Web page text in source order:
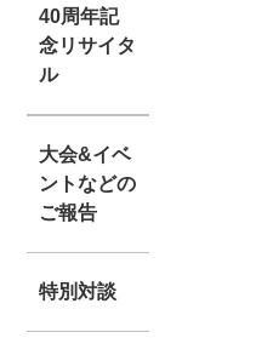
40周年記
念リサイタ
ル
大会&イベ
ントなどの
ご報告
特別対談